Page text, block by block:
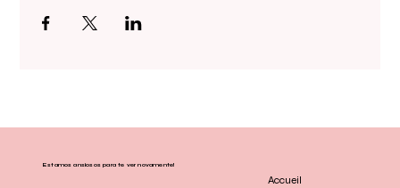
Estamos ansiosos para te ver novamente!
Accueil